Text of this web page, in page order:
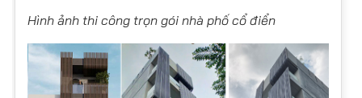
Hình ảnh thi công trọn gói nhà phố cổ điển